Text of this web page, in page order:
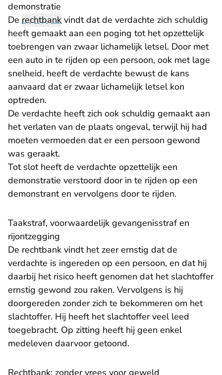
demonstratie
De rechtbank vindt dat de verdachte zich schuldig
heeft gemaakt aan een poging tot het opzettelijk
toebrengen van zwaar lichamelijk letsel. Door met
een auto in te rijden op een persoon, ook met lage
snelheid, heeft de verdachte bewust de kans
aanvaard dat er zwaar lichamelijk letsel kon
optreden.
De verdachte heeft zich ook schuldig gemaakt aan
het verlaten van de plaats ongeval, terwijl hij had
moeten vermoeden dat er een persoon gewond
was geraakt.
Tot slot heeft de verdachte opzettelijk een
demonstratie verstoord door in te rijden op een
demonstrant en vervolgens door te rijden.
Taakstraf, voorwaardelijk gevangenisstraf en
rijontzegging
De rechtbank vindt het zeer ernstig dat de
verdachte is ingereden op een persoon, en dat hij
daarbij het risico heeft genomen dat het slachtoffer
ernstig gewond zou raken. Vervolgens is hij
doorgereden zonder zich te bekommeren om het
slachtoffer. Hij heeft het slachtoffer veel leed
toegebracht. Op zitting heeft hij geen enkel
medeleven daarvoor getoond.
Rechtbank: zonder vrees voor geweld